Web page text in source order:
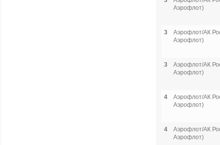
Аэрофлот)
3
Аэрофлот/АК
Аэрофлот)
3
Аэрофлот/АК
Аэрофлот)
4
Аэрофлот/АК
Аэрофлот)
4
Аэрофлот/АК
Аэрофлот)